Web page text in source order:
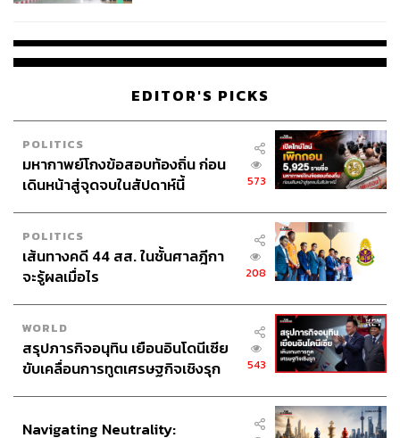
EDITOR'S PICKS
POLITICS
มหากาพย์โกงข้อสอบท้องถิ่น ก่อน
เดินหน้าสู่จุดจบในสัปดาห์นี้
573
POLITICS
เส้นทางคดี 44 สส. ในชั้นศาลฎีกา
จะรู้ผลเมื่อไร
208
WORLD
สรุปภารกิจอนุทิน เยือนอินโดนีเซีย
ขับเคลื่อนการทูตเศรษฐกิจเชิงรุก
543
Navigating Neutrality: